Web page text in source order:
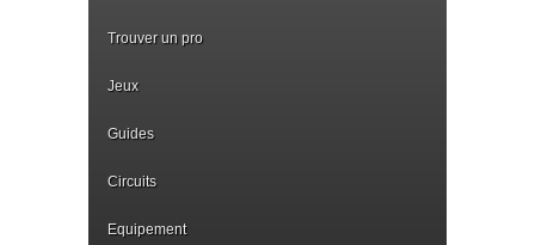
Trouver un pro
Jeux
Guides
Circuits
Equipement